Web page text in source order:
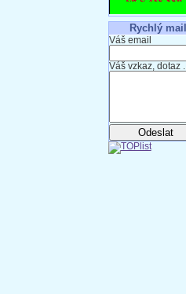
Rychlý mail
Váš email
Váš vzkaz, dotaz ...